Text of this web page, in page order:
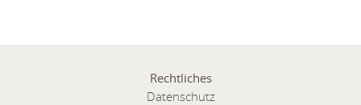
Rechtliches
Datenschutz